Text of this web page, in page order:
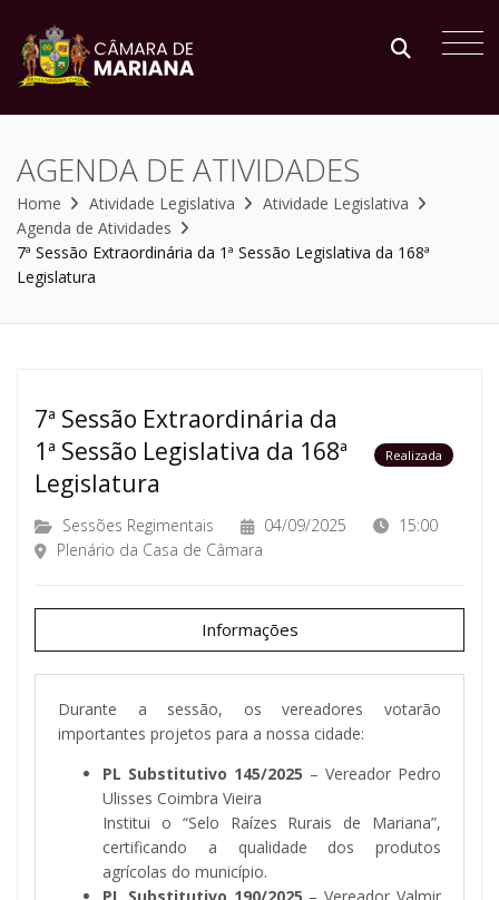
AGENDA DE ATIVIDADES
Home Atividade Legislativa
Atividade Legislativa
Agenda de Atividades
7ª Sessão Extraordinária da 1ª Sessão Legislativa da 168ª
Legislatura
7ª Sessão Extraordinária da
1ª Sessão Legislativa da 168ª
Legislatura
Realizada
Sessões Regimentais 04/09/2025
15:00
Plenário da Casa de Câmara
Informações
Durante a sessão, os vereadores votarão
importantes projetos para a nossa cidade:
PL Substitutivo 145/2025 – Vereador Pedro
Ulisses Coimbra Vieira
Institui o “Selo Raízes Rurais de Mariana”,
certificando a qualidade dos produtos
agrícolas do município.
PL Substitutivo 190/2025 – Vereador Valmir